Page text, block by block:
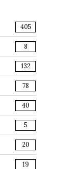
405
8
132
78
40
5
20
19